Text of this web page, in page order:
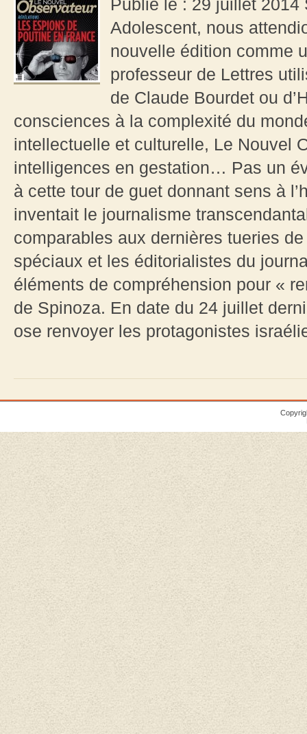
Publié le : 29 juillet
Adolescent, nous
nouvelle édition comme
professeur de Lettres
de Claude Bourdet ou
consciences à la complexité du
intellectuelle et culturelle, Le Nouvel
intelligences en gestation… Pas un
à cette tour de guet donnant sens à
inventait le journalisme
comparables aux dernières tueries
spéciaux et les éditorialistes du
éléments de compréhension pour «
de Spinoza. En date du 24 juillet
ose renvoyer les protagonistes